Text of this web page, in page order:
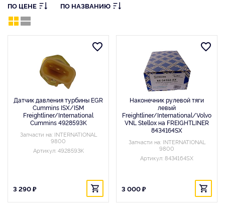
ПО ЦЕНЕ
ПО НАЗВАНИЮ
Датчик давления турбины EGR
Cummins ISX/ISM
Freightliner/International
Cummins 4928593K
Запчасти на: INTERNATIONAL
9800
Артикул: 4928593K
3 290 ₽
Наконечник рулевой тяги
левый
Freightliner/International/Volvo
VNL Stellox на FREIGHTLINER
8434164SX
Запчасти на: INTERNATIONAL
9800
Артикул: 8434164SX
3 000 ₽